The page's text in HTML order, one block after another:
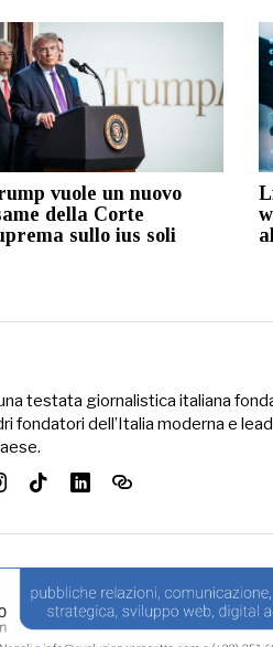
vuole un nuovo
della Corte
sullo ius soli
testata giornalistica italiana
fondatori dell’Italia moderna e